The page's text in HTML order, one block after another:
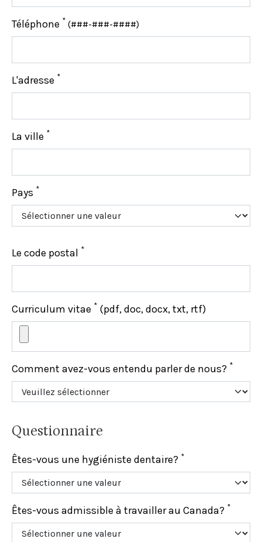
Téléphone * (###-###-####)
L'adresse *
La ville *
Pays *
Le code postal *
Curriculum vitae * (pdf, doc, docx, txt, rtf)
Comment avez-vous entendu parler de nous? *
Questionnaire
Êtes-vous une hygiéniste dentaire? *
Êtes-vous admissible à travailler au Canada? *